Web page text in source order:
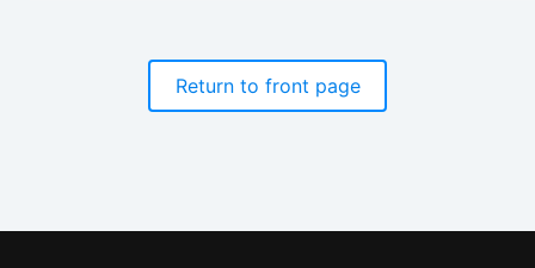
Return to front page